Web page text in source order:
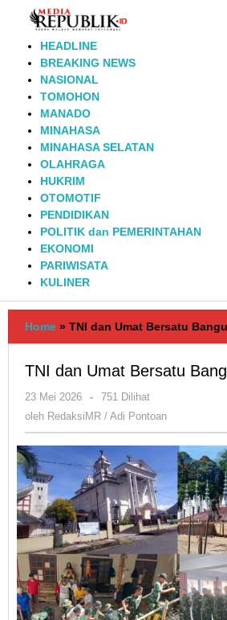
Lewati
HEADLINE
BREAKING NEWS
NASIONAL
TOMOHON
MANADO
MINAHASA
MINAHASA SELATAN
OLAHRAGA
HUKRIM
OTOMOTIF
PENDIDIKAN
POLITIK dan PEMERINTAHAN
EKONOMI
PARIWISATA
KULINER
Home » TNI dan Umat Bersatu
TNI dan Umat Bersatu
23 Mei 2026
oleh
RedaksiMR
Pontoan
-
751 Dilihat
oleh RedaksiMR / Adi Pontoan